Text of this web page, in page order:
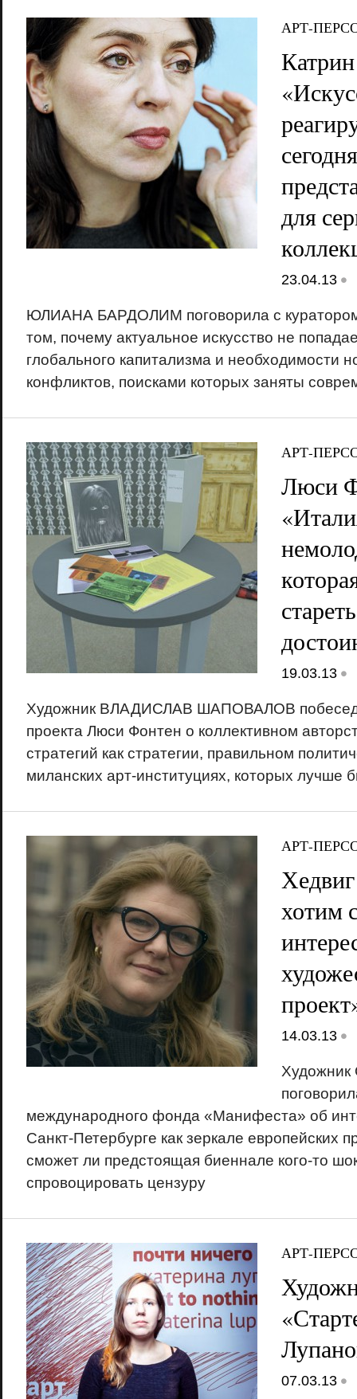
АРТ-
для
23.04.13 •
ЮЛИАНА БАРДОЛИМ поговорила с
том, почему актуальное искусство не
глобального капитализма и необходимости
конфликтов, поисками которых заняты
АРТ-
Люси
19.03.13 •
Художник ВЛАДИСЛАВ ШАПОВАЛОВ
проекта Люси Фонтен о коллективном
стратегий как стратегии, правильном
миланских арт-институциях, которых лучше
АРТ-
хотим
14.03.13 •
международного фонда «Манифеста» об
Санкт-Петербурге как зеркале европейских
сможет ли предстоящая биеннале кого-то
спровоцировать цензуру
АРТ-
07.03.13 •